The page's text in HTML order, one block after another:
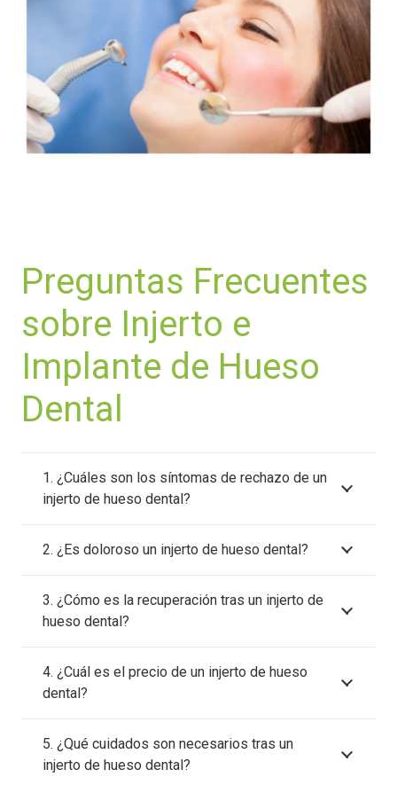
Preguntas Frecuentes
sobre Injerto e
Implante de Hueso
Dental
1. ¿Cuáles son los síntomas de rechazo de un
injerto de hueso dental?
2. ¿Es doloroso un injerto de hueso dental?
3. ¿Cómo es la recuperación tras un injerto de
hueso dental?
4. ¿Cuál es el precio de un injerto de hueso
dental?
5. ¿Qué cuidados son necesarios tras un
injerto de hueso dental?